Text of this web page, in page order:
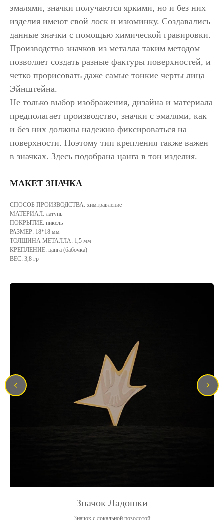
эмалями, значки получаются яркими, но и без них
изделия имеют свой лоск и изюминку. Создавались
данные значки с помощью химической гравировки.
Производство значков из металла таким методом
позволяет создать разные фактуры поверхностей, и
четко прорисовать даже самые тонкие черты лица
Эйнштейна.
Не только выбор изображения, дизайна и материала
предполагает производство, значки с эмалями, как
и без них должны надежно фиксироваться на
поверхности. Поэтому тип крепления также важен
в значках. Здесь подобрана цанга в тон изделия.
МАКЕТ ЗНАЧКА
СПОСОБ ПРОИЗВОДСТВА: химтравление
МАТЕРИАЛ: латунь
ПОКРЫТИЕ: никель
РАЗМЕР: 18*18 мм
ТОЛЩИНА МЕТАЛЛА: 1,5 мм
КРЕПЛЕНИЕ: цанга (бабочка)
ВЕС: 3,8 гр
Значок Ладошки
Значок с локальной позолотой